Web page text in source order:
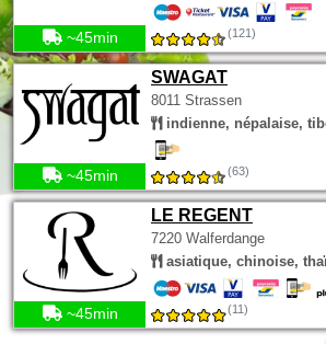
~45min (121)
SWAGAT
8011 Strassen
indienne, népalaise,
~45min (63)
LE REGENT
7220 Walferdange
asiatique, chinoise,
~45min (11)